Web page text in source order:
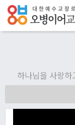
하나님을 사랑